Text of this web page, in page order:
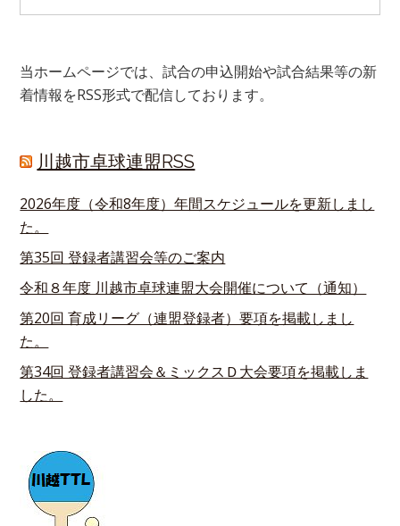
当ホームページでは、試合の申込開始や試合結果等の新
着情報をRSS形式で配信しております。
川越市卓球連盟RSS
2026年度（令和8年度）年間スケジュールを更新しまし
た。
第35回 登録者講習会等のご案内
令和８年度 川越市卓球連盟大会開催について（通知）
第20回 育成リーグ（連盟登録者）要項を掲載しまし
た。
第34回 登録者講習会＆ミックスＤ大会要項を掲載しま
した。